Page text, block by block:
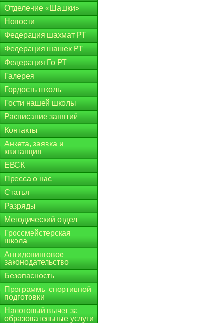
Отделение «Шашки»
Новости
Федерация шахмат РТ
Федерация шашек РТ
Федерация Го РТ
Галерея
Гордость школы
Гости нашей школы
Расписание занятий
Контакты
Анкета, заявка и
квитанция
ЕВСК
Пресса о нас
Статья
Разряды
Методический отдел
Гроссмейстерская
школа
Антидопинговое
законодательство
Безопасность
Программы спортивной
подготовки
Налоговый вычет за
образовательные услуги